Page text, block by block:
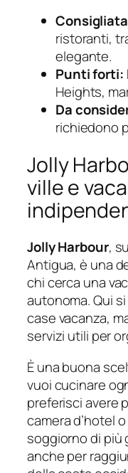
ristoranti,
elegante.
Punti forti:
Heights,
Da
richiedono
Jolly
ville e
Jolly Harbour,
Antigua, è una
chi cerca una
autonoma. Qui
case vacanza,
servizi utili per
È una buona
vuoi cucinare
preferisci avere
camera d’hotel
soggiorno di più
anche per